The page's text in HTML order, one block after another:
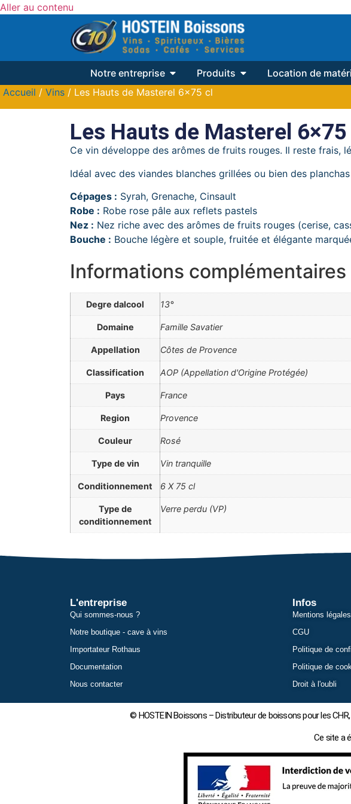
Aller au contenu
Notre entreprise Produits Location de
Accueil / Vins / Les Hauts de Masterel 6×75 cl
Les Hauts de Masterel 6×75
Ce vin développe des arômes de fruits rouges. Il reste frais,
Idéal avec des viandes blanches grillées ou bien des
Cépages : Syrah, Grenache, Cinsault
Robe : Robe rose pâle aux reflets pastels
Nez : Nez riche avec des arômes de fruits rouges (cerise,
Bouche : Bouche légère et souple, fruitée et élégante
Informations complémentaires
Degre dalcool 13°
Domaine Famille Savatier
Appellation Côtes de Provence
Classification AOP (Appellation d'Origine Protégée)
Pays France
Region Provence
Couleur Rosé
Type de vin Vin tranquille
Conditionnement 6 X 75 cl
Type de
conditionnement
Verre perdu (VP)
L'entreprise
Qui sommes-nous ?
Notre boutique - cave à vins
Importateur Rothaus
Documentation
Nous contacter
Infos
Mentions légales
CGU
Politique de
Politique de
Droit à l'oubli
© HOSTEIN Boissons – Distributeur de boissons pour les
Ce site a